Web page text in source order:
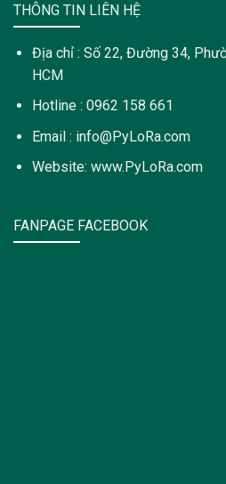
THÔNG TIN LIÊN HỆ
Địa chỉ : Số 22, Đường 34,
HCM
Hotline : 0962 158 661
Email : info@PyLoRa.com
Website: www.PyLoRa.com
FANPAGE FACEBOOK